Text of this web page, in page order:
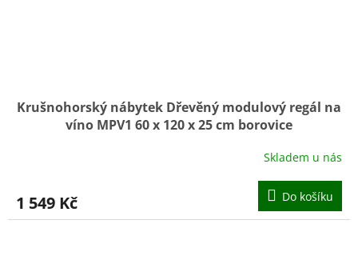
Krušnohorský nábytek Dřevěný modulový regál na
víno MPV1 60 x 120 x 25 cm borovice
Skladem u nás
1 549 Kč Do košíku